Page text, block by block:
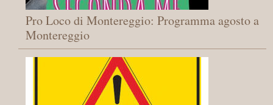
Pro Loco di Montereggio: Programma agosto a
Montereggio